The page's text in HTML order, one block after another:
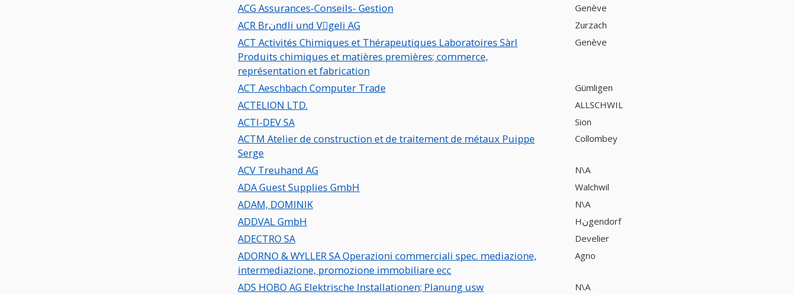
ACG Assurances-Conseils- Gestion Genève
ACR Brنndli und Vِgeli AG Zurzach
ACT Activités Chimiques et Thérapeutiques Laboratoires Sàrl
Produits chimiques et matières premières; commerce,
représentation et fabrication
Genève
ACT Aeschbach Computer Trade Gümligen
ACTELION LTD. ALLSCHWIL
ACTI-DEV SA Sion
ACTM Atelier de construction et de traitement de métaux Puippe
Serge
Collombey
ACV Treuhand AG N\A
ADA Guest Supplies GmbH Walchwil
ADAM, DOMINIK N\A
ADDVAL GmbH Hنgendorf
ADECTRO SA Develier
ADORNO & WYLLER SA Operazioni commerciali spec. mediazione,
intermediazione, promozione immobiliare ecc
Agno
ADS HOBO AG Elektrische Installationen; Planung usw N\A